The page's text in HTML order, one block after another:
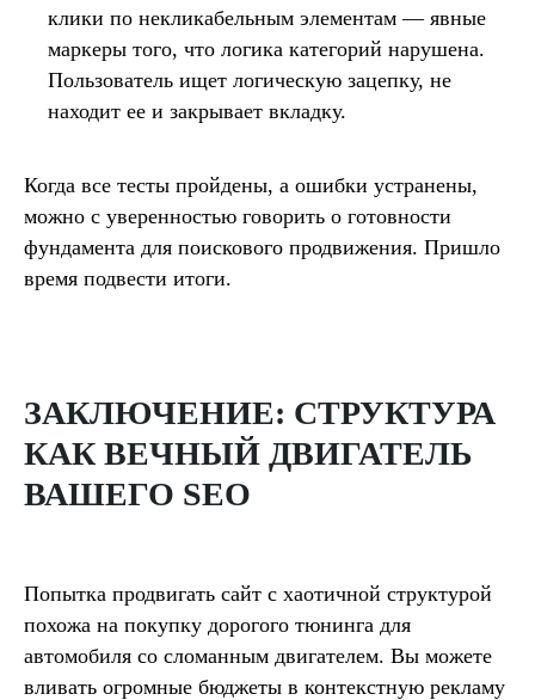
клики по некликабельным элементам — явные
маркеры того, что логика категорий нарушена.
Пользователь ищет логическую зацепку, не
находит ее и закрывает вкладку.
Когда все тесты пройдены, а ошибки устранены,
можно с уверенностью говорить о готовности
фундамента для поискового продвижения. Пришло
время подвести итоги.
ЗАКЛЮЧЕНИЕ: СТРУКТУРА
КАК ВЕЧНЫЙ ДВИГАТЕЛЬ
ВАШЕГО SEO
Попытка продвигать сайт с хаотичной структурой
похожа на покупку дорогого тюнинга для
автомобиля со сломанным двигателем. Вы можете
вливать огромные бюджеты в контекстную рекламу